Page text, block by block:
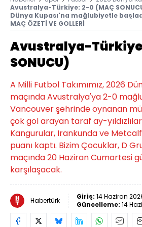
Avustralya-Türkiye: 2-0 (MAÇ
Dünya Kupası'na mağlubiyetle
MAÇ ÖZETİ VE GOLLERİ
Avustralya-
SONUCU)
A Milli Futbol Takımımız, 2026
maçında Avustralya'ya 2-0
Vancouver şehrinde oynanan
çok gol arayan taraf ay-
Kangurular, Irankunda ve
puanı kaptı. Bizim Çocuklar, D
maçında 20 Haziran Cumartesi
karşılaşacak.
Habertürk Giriş: 14 Haziran
Güncelleme: 14